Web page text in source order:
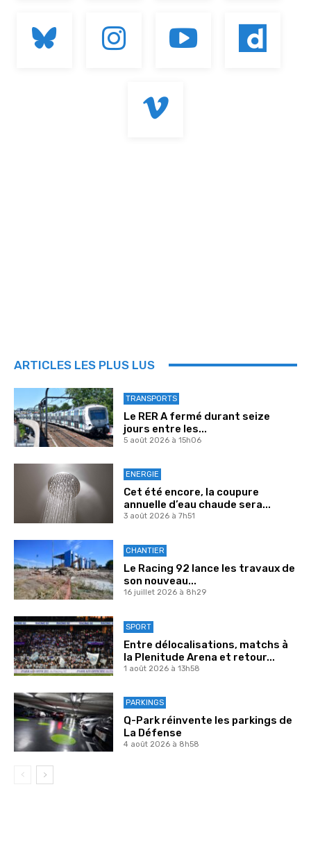
ARTICLES LES PLUS LUS
TRANSPORTS
Le RER A fermé durant seize
jours entre les...
5 août 2026 à 15h06
ENERGIE
Cet été encore, la coupure
annuelle d’eau chaude sera...
3 août 2026 à 7h51
CHANTIER
Le Racing 92 lance les travaux de
son nouveau...
16 juillet 2026 à 8h29
SPORT
Entre délocalisations, matchs à
la Plenitude Arena et retour...
1 août 2026 à 13h58
PARKINGS
Q-Park réinvente les parkings de
La Défense
4 août 2026 à 8h58